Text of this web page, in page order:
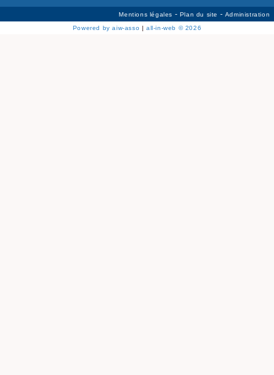
MANCHE
MARNE
MEURTHE-ET-MOSELLE
Mentions légales - Plan du site - Administration
Powered by aiw-asso | all-in-web © 2026